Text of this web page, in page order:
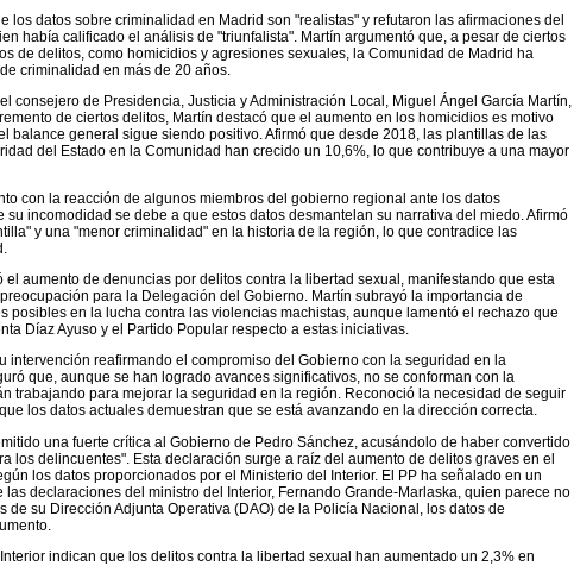
los datos sobre criminalidad en Madrid son "realistas" y refutaron las afirmaciones del
había calificado el análisis de "triunfalista". Martín argumentó que, a pesar de ciertos
de delitos, como homicidios y agresiones sexuales, la Comunidad de Madrid ha
criminalidad en más de 20 años.
consejero de Presidencia, Justicia y Administración Local, Miguel Ángel García Martín,
de ciertos delitos, Martín destacó que el aumento en los homicidios es motivo
balance general sigue siendo positivo. Afirmó que desde 2018, las plantillas de las
del Estado en la Comunidad han crecido un 10,6%, lo que contribuye a una mayor
con la reacción de algunos miembros del gobierno regional ante los datos
su incomodidad se debe a que estos datos desmantelan su narrativa del miedo. Afirmó
y una "menor criminalidad" en la historia de la región, lo que contradice las
el aumento de denuncias por delitos contra la libertad sexual, manifestando que esta
para la Delegación del Gobierno. Martín subrayó la importancia de
posibles en la lucha contra las violencias machistas, aunque lamentó el rechazo que
Díaz Ayuso y el Partido Popular respecto a estas iniciativas.
intervención reafirmando el compromiso del Gobierno con la seguridad en la
que, aunque se han logrado avances significativos, no se conforman con la
trabajando para mejorar la seguridad en la región. Reconoció la necesidad de seguir
los datos actuales demuestran que se está avanzando en la dirección correcta.
una fuerte crítica al Gobierno de Pedro Sánchez, acusándolo de haber convertido
los delincuentes". Esta declaración surge a raíz del aumento de delitos graves en el
los datos proporcionados por el Ministerio del Interior. El PP ha señalado en un
las declaraciones del ministro del Interior, Fernando Grande-Marlaska, quien parece no
de su Dirección Adjunta Operativa (DAO) de la Policía Nacional, los datos de
indican que los delitos contra la libertad sexual han aumentado un 2,3% en